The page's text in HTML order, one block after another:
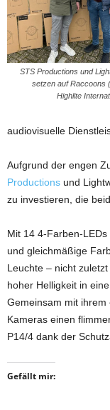
STS Productions und
setzen auf Raccoons
Highlite
audiovisuelle
Aufgrund der engen
Productions und
zu investieren, die
Mit 14 4-Farben-
und gleichmäßige
Leuchte – nicht
hoher Helligkeit in
Gemeinsam mit
Kameras einen
P14/4 dank der
Gefällt mir: